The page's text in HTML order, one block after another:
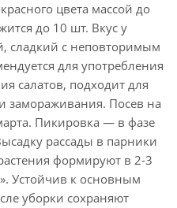
цвета массой до
до 10 шт. Вкус у
сладкий с неповторимым
для употребления
салатов, подходит для
замораживания. Посев на
Пикировка — в фазе
рассады в парники
формируют в 2-3
Устойчив к основным
уборки сохраняют